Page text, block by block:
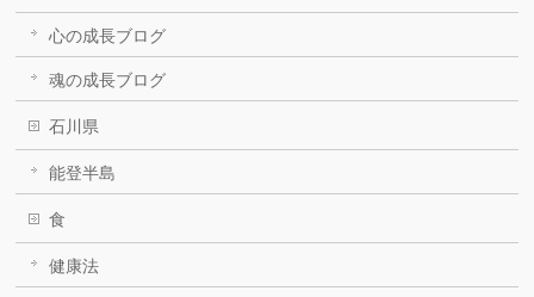
心の成長ブログ
魂の成長ブログ
石川県
能登半島
食
健康法